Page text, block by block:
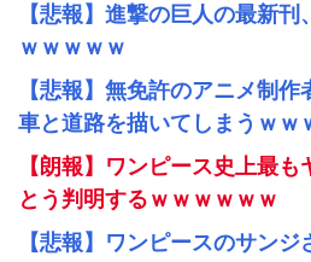
【悲報】進撃の巨人の最新
ｗｗｗｗｗ
【悲報】無免許のアニメ制
車と道路を描いてしまうｗｗ
【朗報】ワンピース史上最
とう判明するｗｗｗｗｗｗ
【悲報】ワンピースのサン